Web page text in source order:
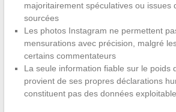
majoritairement spéculatives ou issues
sourcées
Les photos Instagram ne permettent
mensurations avec précision, malgré
certains commentateurs
La seule information fiable sur le poids
provient de ses propres déclarations
constituent pas des données